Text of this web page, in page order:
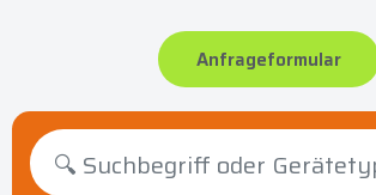
Anfrageformular